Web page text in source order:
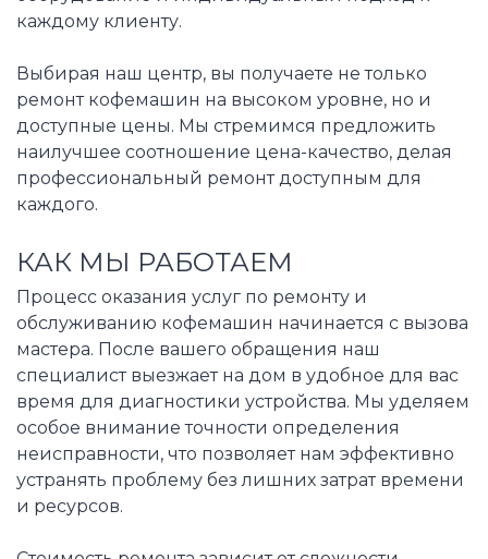
каждому клиенту.
Выбирая наш центр, вы получаете не только
ремонт кофемашин на высоком уровне, но и
доступные цены. Мы стремимся предложить
наилучшее соотношение цена-качество, делая
профессиональный ремонт доступным для
каждого.
КАК МЫ РАБОТАЕМ
Процесс оказания услуг по ремонту и
обслуживанию кофемашин начинается с вызова
мастера. После вашего обращения наш
специалист выезжает на дом в удобное для вас
время для диагностики устройства. Мы уделяем
особое внимание точности определения
неисправности, что позволяет нам эффективно
устранять проблему без лишних затрат времени
и ресурсов.